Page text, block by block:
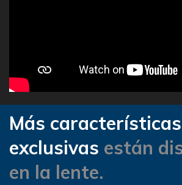
Más características
exclusivas están
en la lente.